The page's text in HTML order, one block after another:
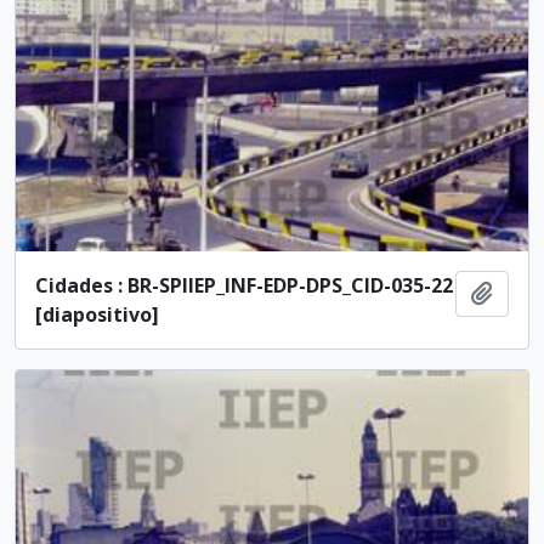
Cidades : BR-SPIIEP_INF-EDP-DPS_CID-035-22
[diapositivo]